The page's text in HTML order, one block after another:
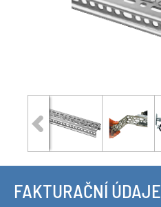
FAKTURAČNÍ ÚDAJE